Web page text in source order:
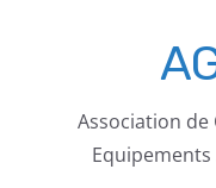
Association